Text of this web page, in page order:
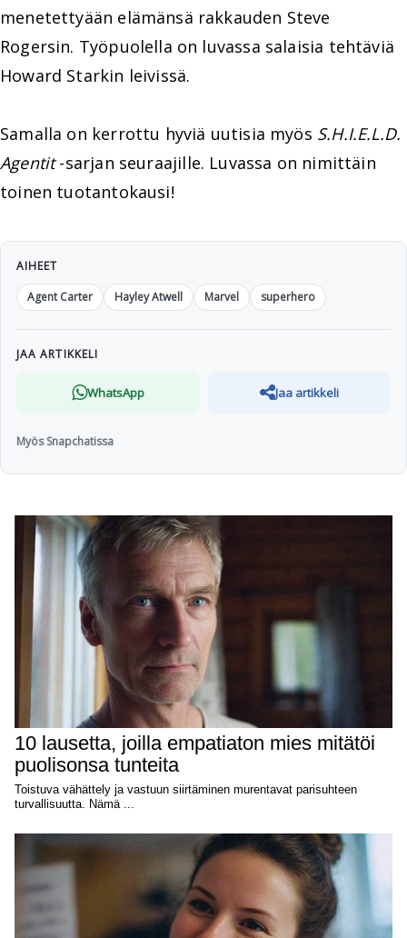
menetettyään elämänsä rakkauden Steve
Rogersin. Työpuolella on luvassa salaisia tehtäviä
Howard Starkin leivissä.
Samalla on kerrottu hyviä uutisia myös S.H.I.E.L.D.
Agentit-sarjan seuraajille. Luvassa on nimittäin
toinen tuotantokausi!
AIHEET
Agent Carter
Hayley Atwell Marvel superhero
JAA ARTIKKELI
WhatsApp Jaa artikkeli
Myös Snapchatissa